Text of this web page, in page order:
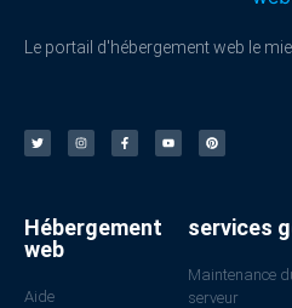
Le portail d'hébergement web le
Hébergement
web
Aide
services
Maintenance
serveur